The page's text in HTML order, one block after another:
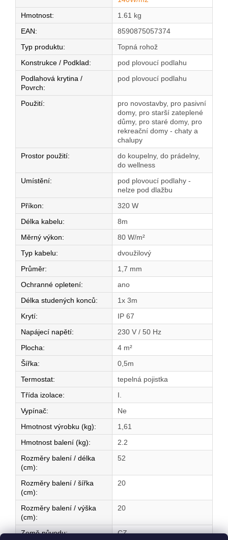
Hmotnost:
1.61 kg
EAN:
8590875057374
Typ produktu:
Topná rohož
Konstrukce / Podklad:
pod plovoucí podlahu
Podlahová krytina /
Povrch:
pod plovoucí podlahu
Použití:
pro novostavby, pro pasivní
domy, pro starší zateplené
důmy, pro staré domy, pro
rekreační domy - chaty a
chalupy
Prostor použití:
do koupelny, do prádelny,
do wellness
Umístění:
pod plovoucí podlahy -
nelze pod dlažbu
Příkon:
320 W
Délka kabelu:
8m
Měrný výkon:
80 W/m²
Typ kabelu:
dvoužilový
Průměr:
1,7 mm
Ochranné opletení:
ano
Délka studených konců:
1x 3m
Krytí:
IP 67
Napájecí napětí:
230 V / 50 Hz
Plocha:
4 m²
Šířka:
0,5m
Termostat:
tepelná pojistka
Třída izolace:
I.
Vypínač:
Ne
Hmotnost výrobku (kg):
1,61
Hmotnost balení (kg):
2.2
Rozměry balení / délka
(cm):
52
Rozměry balení / šířka
(cm):
20
Rozměry balení / výška
(cm):
20
Země původu: CZ